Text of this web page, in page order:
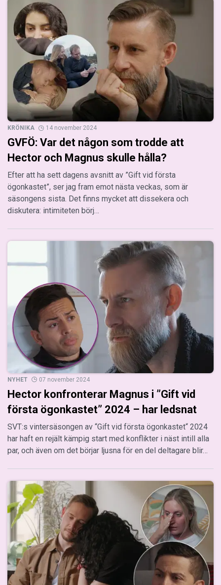
KRÖNIKA 14 november 2024
GVFÖ: Var det någon som trodde att
Hector och Magnus skulle hålla?
Efter att ha sett dagens avsnitt av ”Gift vid första
ögonkastet”, ser jag fram emot nästa veckas, som är
säsongens sista. Det finns mycket att dissekera och
diskutera: intimiteten börj…
NYHET 07 november 2024
Hector konfronterar Magnus i ”Gift vid
första ögonkastet” 2024 – har ledsnat
SVT:s vintersäsongen av “Gift vid första ögonkastet“ 2024
har haft en rejält kämpig start med konflikter i näst intill alla
par, och även om det börjar ljusna för en del deltagare blir…